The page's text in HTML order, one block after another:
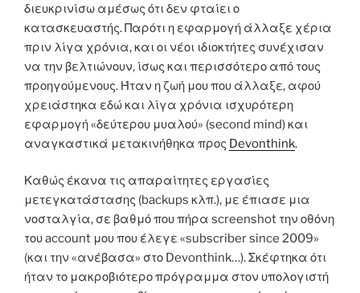
διευκρινίσω αμέσως ότι δεν φταίει ο
κατασκευαστής. Παρότι η εφαρμογή άλλαξε χέρια
πριν λίγα χρόνια, και οι νέοι ιδιοκτήτες συνέχισαν
να την βελτιώνουν, ίσως και περισσότερο από τους
προηγούμενους. Ήταν η ζωή μου που άλλαξε, αφού
χρειάστηκα εδώ και λίγα χρόνια ισχυρότερη
εφαρμογή «δεύτερου μυαλού» (second mind) και
αναγκαστικά μετακινήθηκα προς Devonthink.
Καθώς έκανα τις απαραίτητες εργασίες
μετεγκατάστασης (backups κλπ.), με έπιασε μια
νοσταλγία, σε βαθμό που πήρα screenshot την οθόνη
του account μου που έλεγε «subscriber since 2009»
(και την «ανέβασα» στο Devonthink…). Σκέφτηκα ότι
ήταν το μακροβιότερο πρόγραμμα στον υπολογιστή